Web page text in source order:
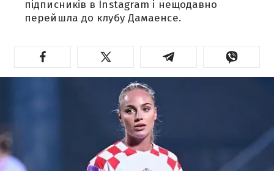
підписників в Instagram і нещодавно
перейшла до клубу Дамаенсе.